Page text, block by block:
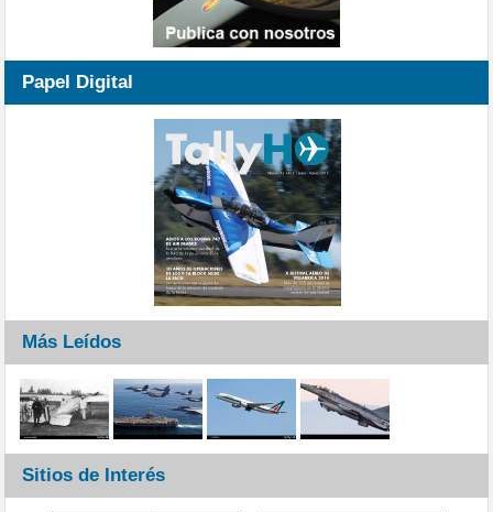
Papel Digital
Más Leídos
Sitios de Interés